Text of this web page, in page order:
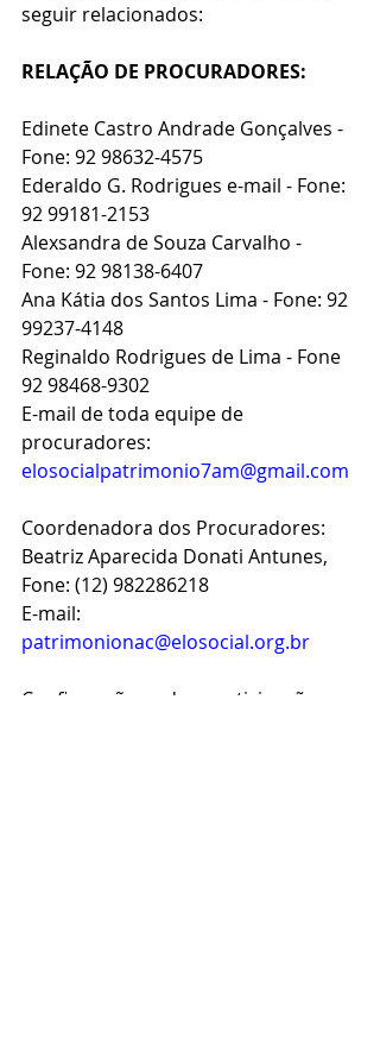
seguir relacionados:
RELAÇÃO DE PROCURADORES:
Edinete Castro Andrade Gonçalves -
Fone: 92 98632-4575
Ederaldo G. Rodrigues e-mail - Fone:
92 99181-2153
Alexsandra de Souza Carvalho -
Fone: 92 98138-6407
Ana Kátia dos Santos Lima - Fone: 92
99237-4148
Reginaldo Rodrigues de Lima - Fone
92 98468-9302
E-mail de toda equipe de
procuradores:
elosocialpatrimonio7am@gmail.com
Coordenadora dos Procuradores:
Beatriz Aparecida Donati Antunes,
Fone: (12) 982286218
E-mail:
patrimonionac@elosocial.org.br
Confirmações de participação na